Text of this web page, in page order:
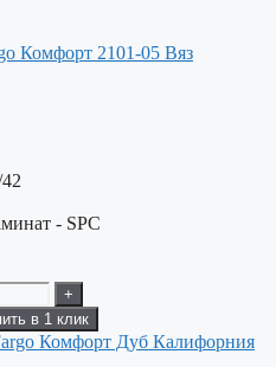
Комфорт 2101-05 Вяз
- SPC
+
в 1 клик